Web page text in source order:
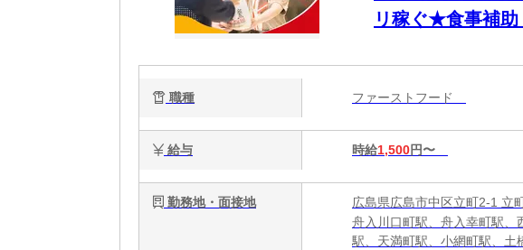
リ稼ぐ★食事補
職種 ファーストフード
給与 時給1,500円〜
勤務地・面接地
広島県広島市中区立町2-1 立
舟入川口町駅、舟入幸町駅、
駅、天満町駅、小網町駅、土